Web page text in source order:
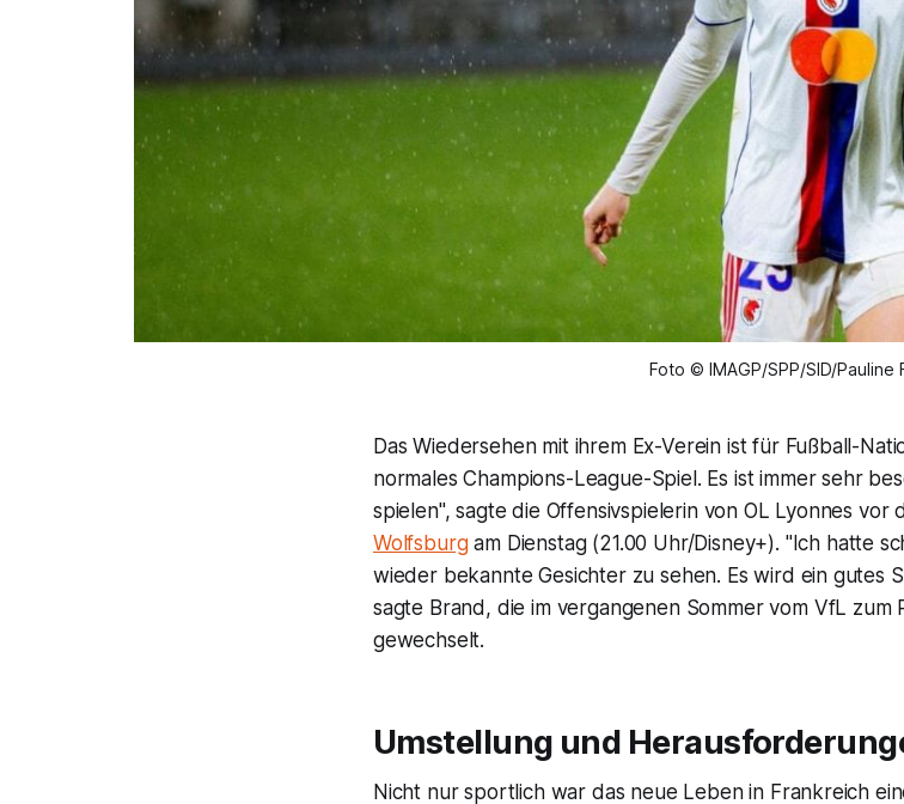
Foto © IMAGP/SPP/SID/Pauline
Das Wiedersehen mit ihrem Ex-Verein ist für Fußball-
normales Champions-League-Spiel. Es ist immer sehr
spielen", sagte die Offensivspielerin von OL Lyonnes vor
Wolfsburgam Dienstag (21.00 Uhr/Disney+). "Ich hatte
wieder bekannte Gesichter zu sehen. Es wird ein gutes
sagte Brand, die im vergangenen Sommer vom VfL zum
gewechselt.
Umstellung und
Nicht nur sportlich war das neue Leben in Frankreich